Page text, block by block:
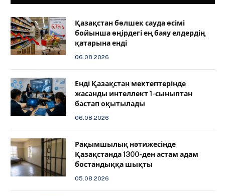
Қазақстан бөлшек сауда өсімі
бойынша өңірдегі ең баяу елдердің
қатарына енді
06.08.2026
️Енді Қазақстан мектептерінде
жасанды интеллект 1-сыныптан
бастап оқытылады
06.08.2026
Рақымшылық нәтижесінде
Қазақстанда 1300-ден астам адам
бостандыққа шықты
05.08.2026